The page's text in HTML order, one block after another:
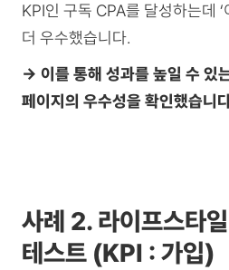
KPI인 구독 CPA를 달성하는데 ‘
더 우수했습니다.
→ 이를 통해 성과를 높일 수 있
페이지의 우수성을 확인했습니
사례 2. 라이프스타
테스트 (KPI : 가입)